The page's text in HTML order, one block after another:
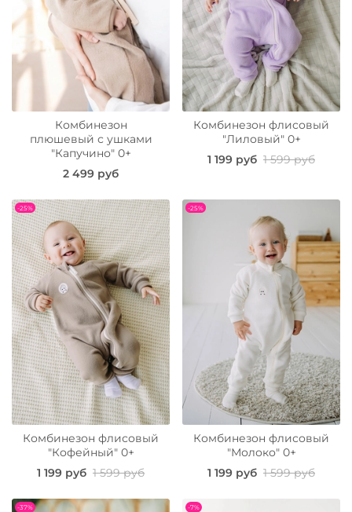
Комбинезон
плюшевый с ушками
"Капучино" 0+
2 499 руб
Комбинезон флисовый
"Лиловый" 0+
1 199 руб 1 599 руб
-25%
Комбинезон флисовый
"Кофейный" 0+
1 199 руб 1 599 руб
-25%
Комбинезон флисовый
"Молоко" 0+
1 199 руб 1 599 руб
-37% -7%